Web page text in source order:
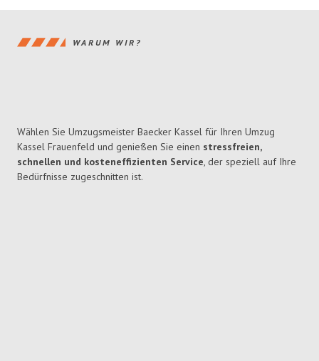
WARUM WIR?
Wählen Sie Umzugsmeister Baecker Kassel für Ihren Umzug
Kassel Frauenfeld und genießen Sie einen stressfreien,
schnellen und kosteneffizienten Service, der speziell auf Ihre
Bedürfnisse zugeschnitten ist.